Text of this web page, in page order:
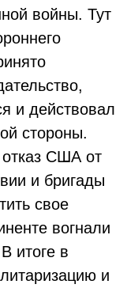
войны. Тут
и действовал
стороны.
США от
и бригады
свое
вогнали
итоге в
и